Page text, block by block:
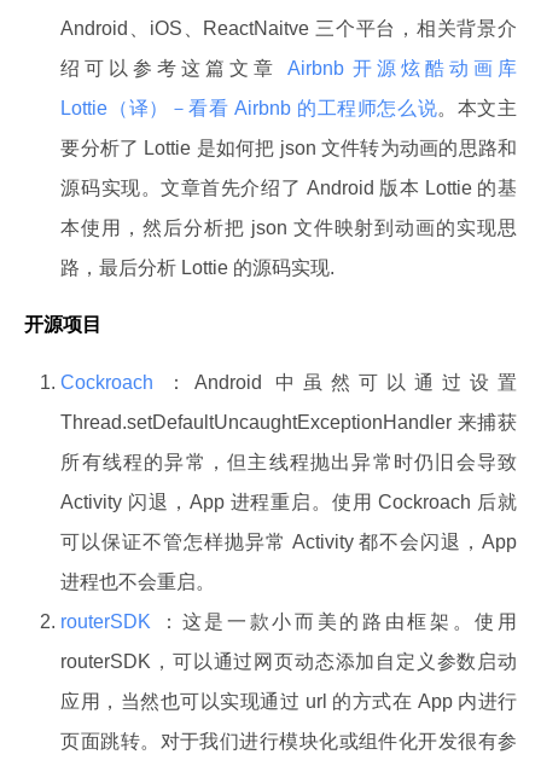
Android、iOS、ReactNaitve 三个平台，相关背景介
绍可以参考这篇文章
Airbnb 开源炫酷动画库
Lottie（译）－看看 Airbnb 的工程师怎么说。本文主
要分析了 Lottie 是如何把 json 文件转为动画的思路和
源码实现。文章首先介绍了 Android 版本 Lottie 的基
本使用，然后分析把 json 文件映射到动画的实现思
路，最后分析 Lottie 的源码实现.
开源项目
Cockroach
：Android 中虽然可以通过设置
Thread.setDefaultUncaughtExceptionHandler 来捕获
所有线程的异常，但主线程抛出异常时仍旧会导致
Activity 闪退，App 进程重启。使用 Cockroach 后就
可以保证不管怎样抛异常 Activity 都不会闪退，App
进程也不会重启。
routerSDK
：这是一款小而美的路由框架。使用
routerSDK，可以通过网页动态添加自定义参数启动
应用，当然也可以实现通过 url 的方式在 App 内进行
页面跳转。对于我们进行模块化或组件化开发很有参